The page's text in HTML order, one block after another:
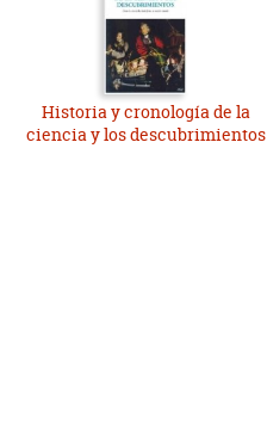
Historia y cronología de la
ciencia y los descubrimientos